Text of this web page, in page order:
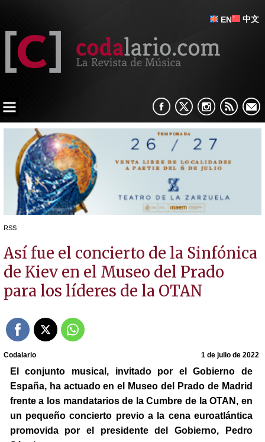
EN 中文
RSS
Así fue el concierto de la Sinfónica
de Kiev en el Museo del Prado
para los líderes de la OTAN
Codalario 1 de julio de 2022
El conjunto musical, invitado por el Gobierno de
España, ha actuado en el Museo del Prado de Madrid
frente a los mandatarios de la Cumbre de la OTAN, en
un pequeño concierto previo a la cena euroatlántica
promovida por el presidente del Gobierno, Pedro